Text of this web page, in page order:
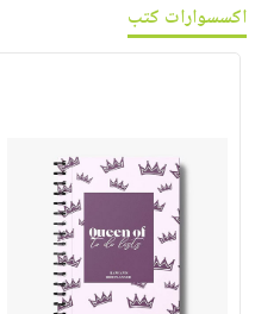
اكسسوارات كتب